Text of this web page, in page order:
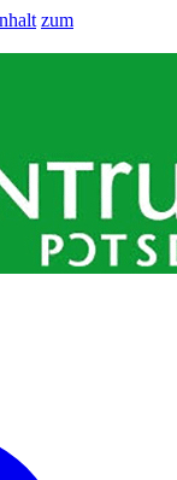
zum